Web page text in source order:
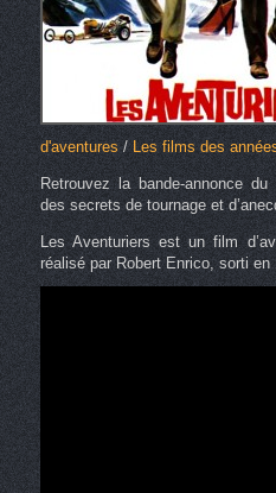
d'aventures/Les films des
Retrouvez la bande-annonce
des secrets de tournage et
Les Aventuriers est un film
réalisé par Robert Enrico, sorti en